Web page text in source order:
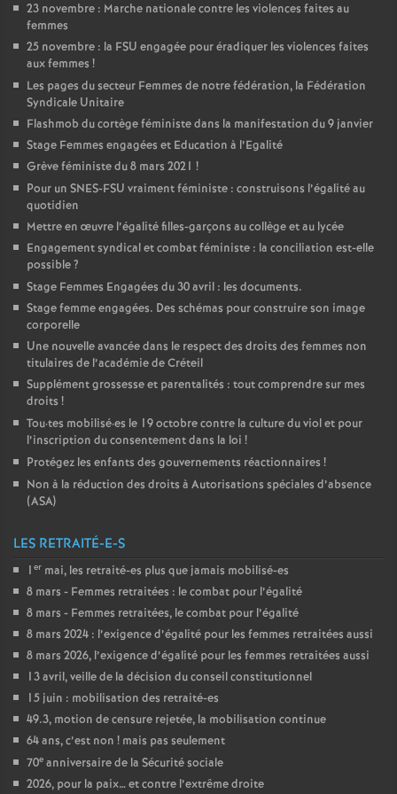
23 novembre : Marche nationale contre les violences faites au
femmes
25 novembre : la FSU engagée pour éradiquer les violences faites
aux femmes !
Les pages du secteur Femmes de notre fédération, la Fédération
Syndicale Unitaire
Flashmob du cortège féministe dans la manifestation du 9 janvier
Stage Femmes engagées et Education à l’Egalité
Grève féministe du 8 mars 2021 !
Pour un SNES-FSU vraiment féministe : construisons l’égalité au
quotidien
Mettre en œuvre l’égalité filles-garçons au collège et au lycée
Engagement syndical et combat féministe : la conciliation est-elle
possible?
Stage Femmes Engagées du 30 avril : les documents.
Stage femme engagées. Des schémas pour construire son image
corporelle
Une nouvelle avancée dans le respect des droits des femmes non
titulaires de l’académie de Créteil
Supplément grossesse et parentalités : tout comprendre sur mes
droits !
Tou·tes mobilisé·es le 19 octobre contre la culture du viol et pour
l’inscription du consentement dans la loi !
Protégez les enfants des gouvernements réactionnaires !
Non à la réduction des droits à Autorisations spéciales d’absence
(ASA)
LES RETRAITÉ-E-S
1 er mai, les retraité-es plus que jamais mobilisé-es
8 mars - Femmes retraitées : le combat pour l’égalité
8 mars - Femmes retraitées, le combat pour l’égalité
8 mars 2024 : l’exigence d’égalité pour les femmes retraitées aussi
8 mars 2026, l’exigence d’égalité pour les femmes retraitées aussi
13 avril, veille de la décision du conseil constitutionnel
15 juin : mobilisation des retraité-es
49.3, motion de censure rejetée, la mobilisation continue
64 ans, c’est non ! mais pas seulement
70e anniversaire de la Sécurité sociale
2026, pour la paix… et contre l’extrême droite